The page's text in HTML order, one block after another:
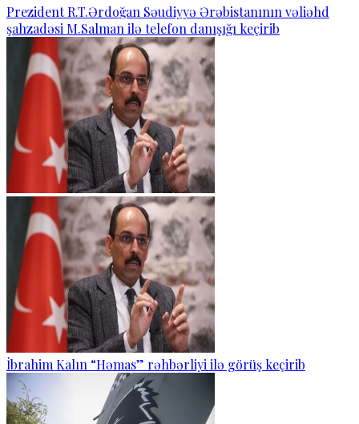
Prezident R.T.Ərdoğan Səudiyyə Ərəbistanının vəliəhd
şahzadəsi M.Salman ilə telefon danışığı keçirib
İbrahim Kalın “Həmas” rəhbərliyi ilə görüş keçirib